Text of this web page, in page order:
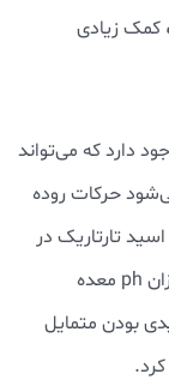
کمک زیادی
دارد که می‌تواند
حرکات روده
تارتاریک در
شما را متعادل می‌کند. میزان ph معده
بودن متمایل